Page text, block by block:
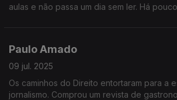
aulas e não passa um dia sem ler. Há
Paulo Amado
09 jul. 2025
Os caminhos do Direito entortaram para a
jornalismo. Comprou um revista de